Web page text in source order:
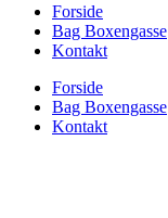
Forside
Bag Boxengasse
Kontakt
Forside
Bag Boxengasse
Kontakt